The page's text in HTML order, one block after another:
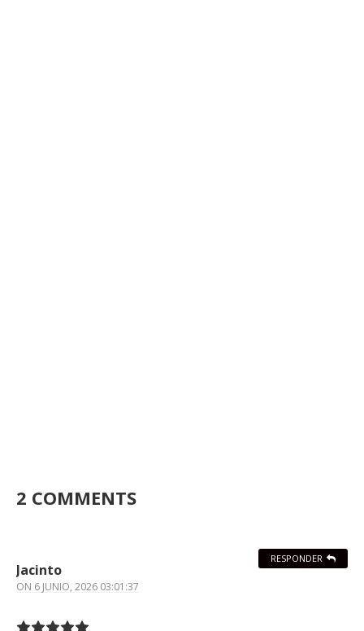
2 COMMENTS
Jacinto
ON 6 JUNIO, 2026 03:01:37
RESPONDER